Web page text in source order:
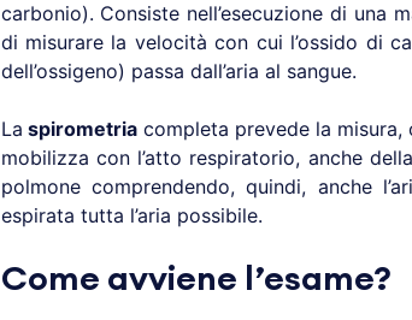
carbonio). Consiste nell’esecuzione di una
di misurare la velocità con cui l’ossido di
dell’ossigeno) passa dall’aria al sangue.
La spirometriacompleta prevede la misura,
mobilizza con l’atto respiratorio, anche
polmone comprendendo, quindi, anche
espirata tutta l’aria possibile.
Come avviene l’esame?